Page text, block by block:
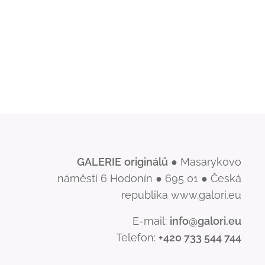
GALERIE originálů ● Masarykovo
náměstí 6 Hodonín ● 695 01 ● Česká
republika www.galori.eu
E-mail: info@galori.eu
Telefon: +420 733 544 744